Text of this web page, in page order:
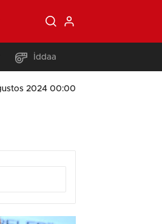
İddaa
2024 00:00